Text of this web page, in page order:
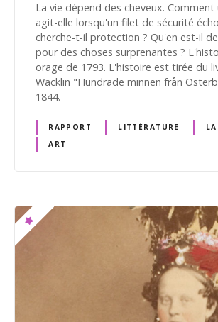
La vie dépend des cheveux. Comment
agit-elle lorsqu'un filet de sécurité
cherche-t-il protection ? Qu'en est-il
pour des choses surprenantes ?
orage de 1793. L'histoire est tirée du
Wacklin "Hundrade minnen från
1844.
RAPPORT LITTÉRATURE
ART